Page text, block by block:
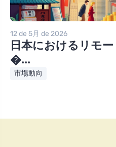
12 de 5月 de 2026
日本におけるリモ
�...
市場動向